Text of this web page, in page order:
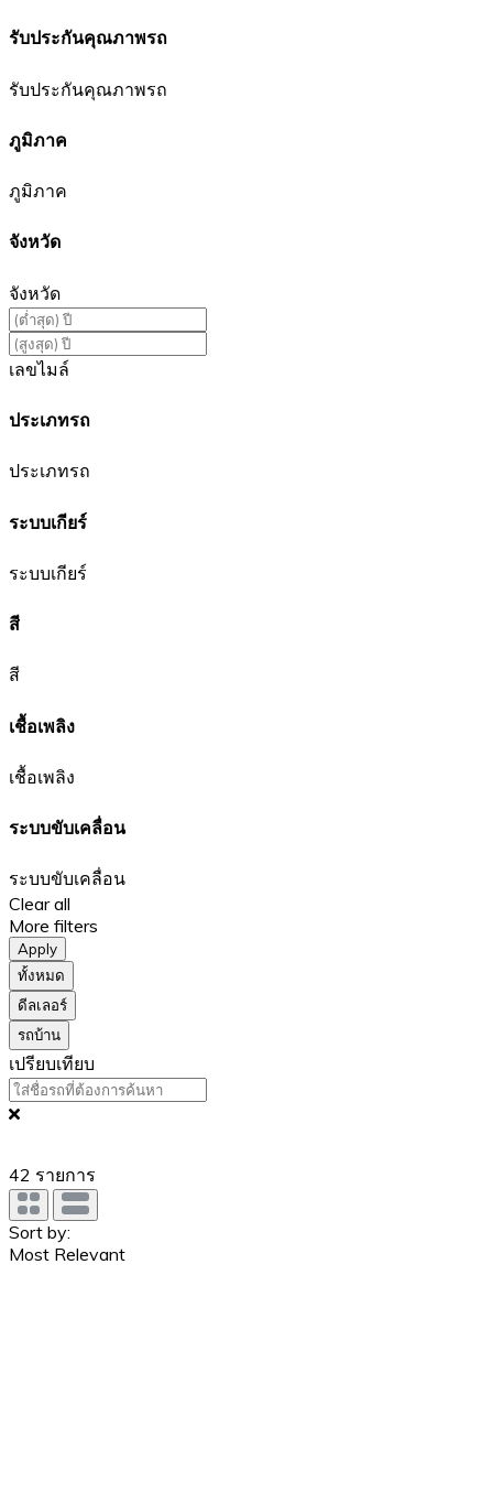
รับประกันคุณภาพรถ
รับประกันคุณภาพรถ
ภูมิภาค
ภูมิภาค
จังหวัด
จังหวัด
เลขไมล์
ประเภทรถ
ประเภทรถ
ระบบเกียร์
ระบบเกียร์
สี
สี
เชื้อเพลิง
เชื้อเพลิง
ระบบขับเคลื่อน
ระบบขับเคลื่อน
Clear all
More filters
Apply
ทั้งหมด
ดีลเลอร์
รถบ้าน
เปรียบเทียบ
42 รายการ
Sort by:
Most Relevant